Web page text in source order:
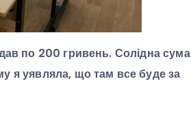
по 200 гривень. Солідна сума
я уявляла, що там все буде за